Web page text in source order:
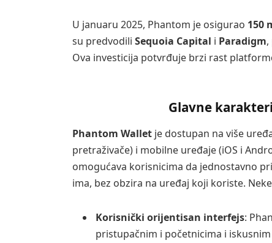
U januaru 2025, Phantom je osigurao 150
su predvodili Sequoia Capital i Paradigm
Ova investicija potvrđuje brzi rast
Glavne
Phantom Walletje dostupan na više
pretraživače) i mobilne uređaje (iOS i
omogućava korisnicima da jednostavno
ima, bez obzira na uređaj koji koriste.
Korisnički orijentisan interfejs:
pristupačnim i početnicima i